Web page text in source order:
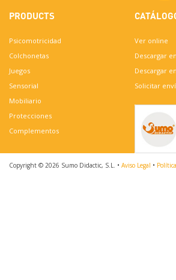
PRODUCTS
Psicomotricidad
Colchonetas
Juegos
Sensorial
Mobiliario
Protecciones
Complementos
Ver online
Descargar
Descargar
Solicitar
Copyright © 2026 Sumo Didactic, S.L. • Aviso Legal •